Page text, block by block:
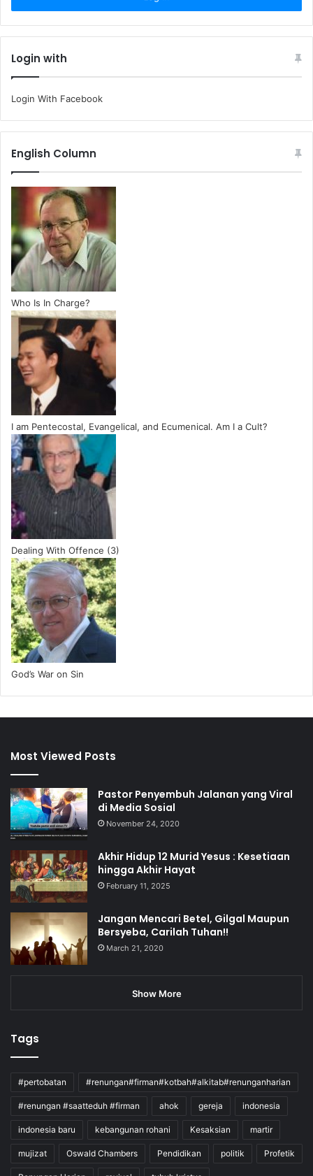
Login with
Login With Facebook
English Column
Who Is In Charge?
I am Pentecostal, Evangelical, and Ecumenical. Am I a Cult?
Dealing With Offence (3)
God’s War on Sin
Most Viewed Posts
Pastor Penyembuh Jalanan yang Viral
di Media Sosial
November 24, 2020
Akhir Hidup 12 Murid Yesus : Kesetiaan
hingga Akhir Hayat
February 11, 2025
Jangan Mencari Betel, Gilgal Maupun
Bersyeba, Carilah Tuhan!!
March 21, 2020
Show More
Tags
#pertobatan #renungan#firman#kotbah#alkitab#renunganharian
#renungan #saatteduh #firman ahok gereja indonesia
indonesia baru kebangunan rohani Kesaksian martir
mujizat Oswald Chambers Pendidikan politik Profetik